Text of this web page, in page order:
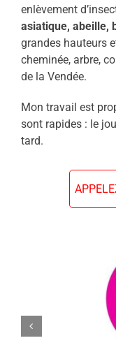
enlèvement
asiatique, abeille,
grandes hauteurs
cheminée, arbre,
de la Vendée.
Mon travail est
sont rapides : le
tard.